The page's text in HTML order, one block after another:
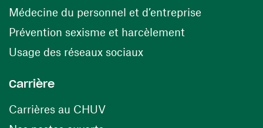
Médecine du personnel et d’entreprise
Prévention sexisme et harcèlement
Usage des réseaux sociaux(ouvre une nouvelle
Carrière
Carrières au CHUV(ouvre une nouvelle fenêtre)